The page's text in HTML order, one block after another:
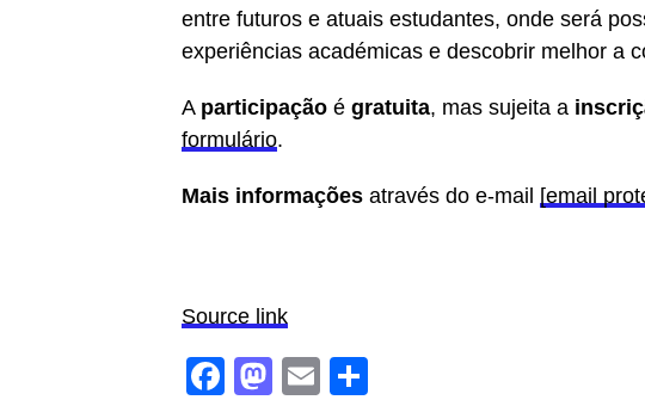
entre futuros e atuais estudantes, onde será
experiências académicas e descobrir melhor a
A participação é gratuita, mas sujeita a
formulário.
Mais informações através do e-mail [email
Source link
Facebook
Mastodon
Email